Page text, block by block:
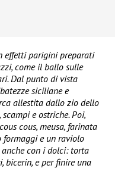
effetti parigini preparati
come il ballo sulle
Dal punto di vista
siciliane e
allestita dallo zio dello
e ostriche. Poi,
cous, meusa, farinata
e un raviolo
con i dolci: torta
bicerin, e per finire una